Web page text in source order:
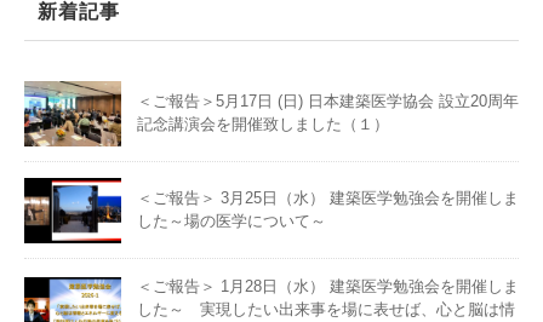
新着記事
＜ご報告＞5月17日 (日) 日本建築医学協会 設立20周年
記念講演会を開催致しました（１）
＜ご報告＞ 3月25日（水） 建築医学勉強会を開催しま
した～場の医学について～
＜ご報告＞ 1月28日（水） 建築医学勉強会を開催しま
した～ 実現したい出来事を場に表せば、心と脳は情